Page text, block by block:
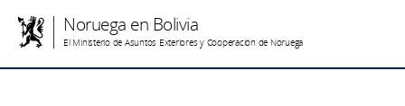
Noruega en Bolivia
El Ministerio de Asuntos Exteriores y Cooperación de Noruega